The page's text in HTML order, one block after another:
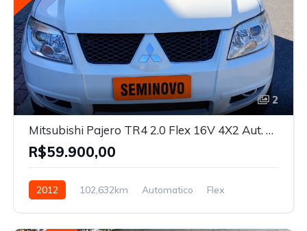
2
Mitsubishi Pajero TR4 2.0 Flex 16V 4X2 Aut. 2012
R$59.900,00
2012 102,632km Automatico Flex